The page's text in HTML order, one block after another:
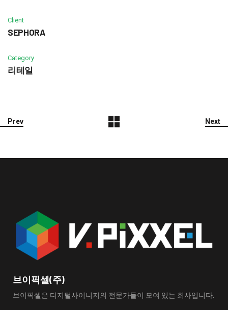
Client
SEPHORA
Category
리테일
Prev Next
브이픽셀(주)
브이픽셀은 디지털사이니지의 전문가들이 모여 있는 회사입니다.